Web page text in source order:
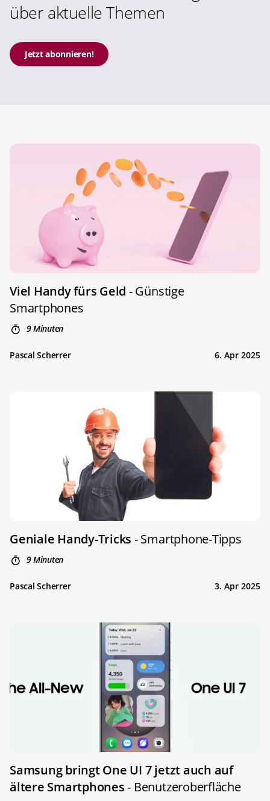
über aktuelle Themen
Jetzt abonnieren!
Viel Handy fürs Geld - Günstige
Smartphones
9 Minuten
Pascal Scherrer 6. Apr 2025
Geniale Handy-Tricks - Smartphone-Tipps
9 Minuten
Pascal Scherrer 3. Apr 2025
Samsung bringt One UI 7 jetzt auch auf
ältere Smartphones- Benutzeroberfläche